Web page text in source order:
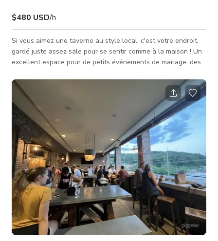
$480 USD/h
Si vous aimez une taverne au style local, c'est votre endroit,
gardé juste assez sale pour se sentir comme à la maison ! Un
excellent espace pour de petits événements de mariage, des
informelles, etc. Capacité jusqu'à 50 personnes Le tarif publié
est valable du lundi au jeudi uniquement. *TARIFS Lundi -
Jeudi 480$/h Vendredi - Dimanche 720$/h L'ESPACE INCLUT :
• Bar privé avec 18 robinets et options de vin • Patio couvert
ext